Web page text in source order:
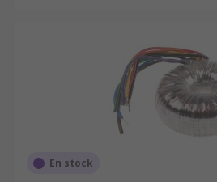
En stock